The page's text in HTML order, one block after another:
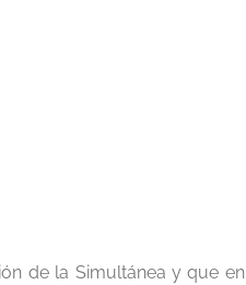
de la Simultánea y que en